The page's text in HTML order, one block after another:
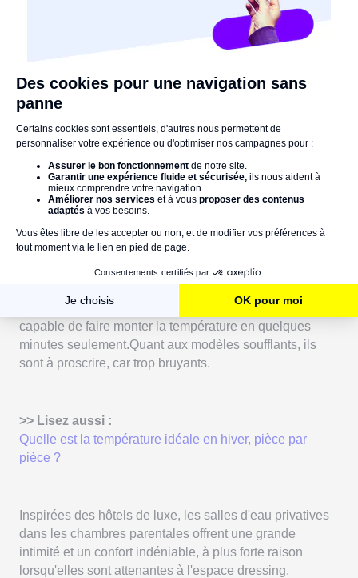
8. Le respect de bonnes températures...
qui peut être un casse-tête
L'Agence de l'Environnement et de la Maîtrise de
l'Énergie (ADEME) a émis un certain nombre de
préconisations en matière de températures, pièce par
pièce. Si elle recommande22° C dans l'espace salle
de bainpendant son utilisation, la température
donne envie de se blottir sous la couette"est de
seulement 17° C dans la chambre !
Dur dur, alors, de trouver un compromis...À moins que la
rapide et enveloppant
, comme le sèche-serviette,
capable de faire monter la température en quelques
minutes seulement.Quant aux modèles soufflants, ils
sont à proscrire, car trop bruyants.
>> Lisez aussi :
Quelle est la température idéale en hiver, pièce par
pièce ?
Inspirées des hôtels de luxe, les salles d'eau privatives
dans les chambres parentales offrent une grande
intimité et un confort indéniable, à plus forte raison
lorsqu'elles sont attenantes à l'espace dressing.